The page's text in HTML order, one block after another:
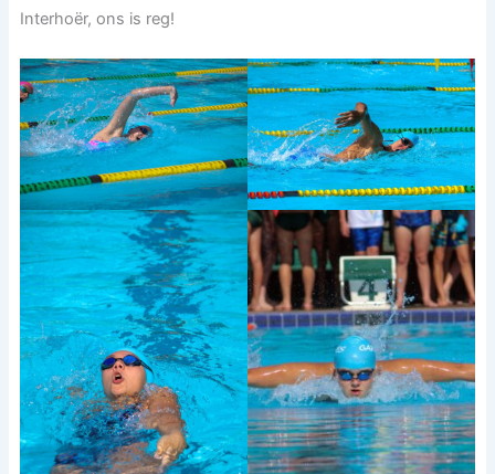
Interhoër, ons is reg!